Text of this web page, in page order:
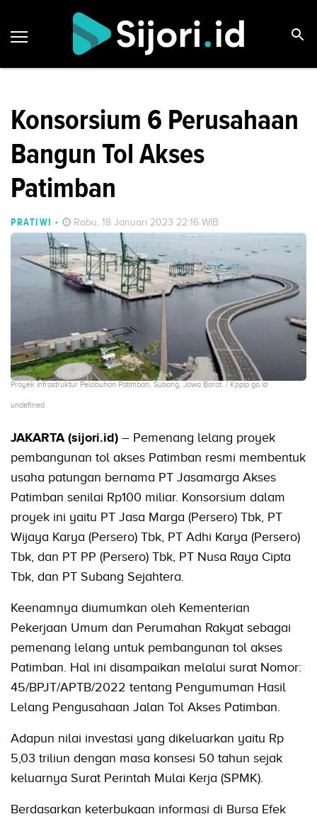
Konsorsium 6 Perusahaan
Bangun Tol Akses
Patimban
PRATIWI - Rabu, 18 Januari 2023 22:16 WIB
Proyek infrastruktur Pelabuhan Patimban, Subang, Jawa Barat. / Kppip.go.id
undefined
JAKARTA (sijori.id) – Pemenang lelang proyek
pembangunan tol akses Patimban resmi membentuk
usaha patungan bernama PT Jasamarga Akses
Patimban senilai Rp100 miliar. Konsorsium dalam
proyek ini yaitu PT Jasa Marga (Persero) Tbk, PT
Wijaya Karya (Persero) Tbk, PT Adhi Karya (Persero)
Tbk, dan PT PP (Persero) Tbk, PT Nusa Raya Cipta
Tbk, dan PT Subang Sejahtera.
Keenamnya diumumkan oleh Kementerian
Pekerjaan Umum dan Perumahan Rakyat sebagai
pemenang lelang untuk pembangunan tol akses
Patimban. Hal ini disampaikan melalui surat Nomor:
45/BPJT/APTB/2022 tentang Pengumuman Hasil
Lelang Pengusahaan Jalan Tol Akses Patimban.
Adapun nilai investasi yang dikeluarkan yaitu Rp
5,03 triliun dengan masa konsesi 50 tahun sejak
keluarnya Surat Perintah Mulai Kerja (SPMK).
Berdasarkan keterbukaan informasi di Bursa Efek